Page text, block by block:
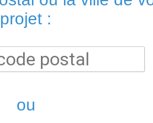
comprennent généralement des
de gros. Certains
consommateurs soucieux de
notamment les éventuels
service d'un fournisseur.
Consulter des avis vérifiés
avant